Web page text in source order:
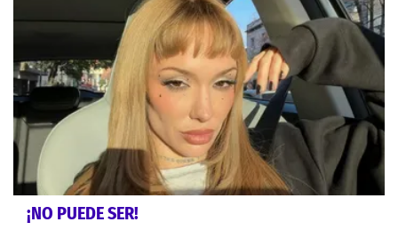
¡NO PUEDE SER!